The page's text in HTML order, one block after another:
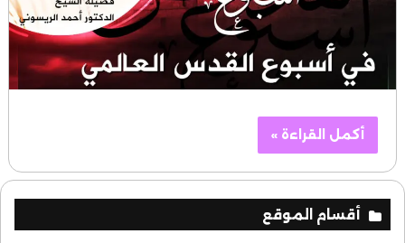
أكمل القراءة »
أقسام الموقع